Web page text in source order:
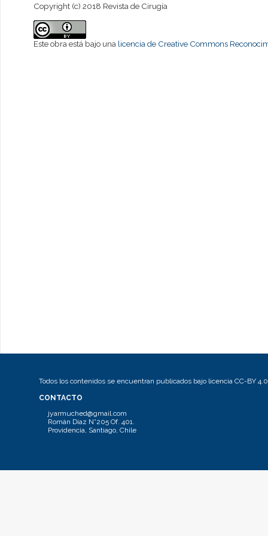
Copyright (c) 2018 Revista de Cirugía
Este obra está bajo una licencia de Creative Commons
Todos los contenidos se encuentran publicados bajo licencia CC-BY 4.0
CONTACTO
jyarmuched@gmail.com
Román Díaz N°205 Of. 401.
Providencia, Santiago, Chile